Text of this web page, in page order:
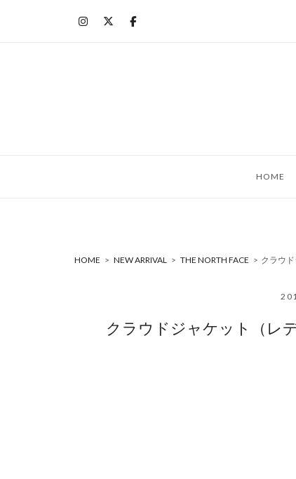
HOME
HOME > NEW ARRIVAL > THE NORTH FACE > クラウ
クラウドジャケット（レ